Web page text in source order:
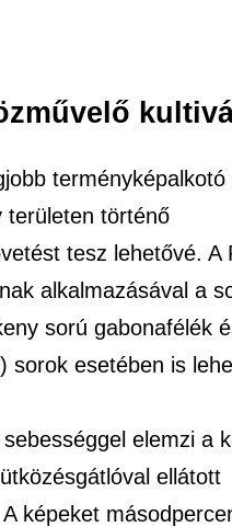
terményképalkotó
területen történő
tesz lehetővé. A
alkalmazásával a
sorú gabonafélék
sorok esetében is
elemzi a
ellátott
képeket